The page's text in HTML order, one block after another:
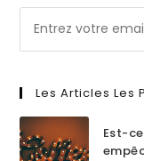
Les Articles Les
Est-